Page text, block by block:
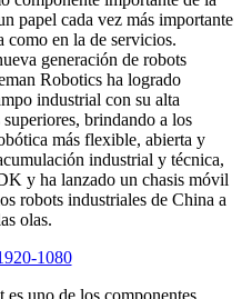
papel cada vez más importante
como en la de servicios.
generación de robots
Robotics ha logrado
industrial con su alta
brindando a los
más flexible, abierta y
industrial y técnica,
y ha lanzado un chasis móvil
robots industriales de China a
olas.
es uno de los componentes